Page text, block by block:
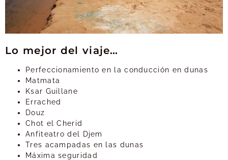
Lo mejor del viaje…
Perfeccionamiento en la conducción en dunas
Matmata
Ksar Guillane
Errached
Douz
Chot el Cherid
Anfiteatro del Djem
Tres acampadas en las dunas
Máxima seguridad